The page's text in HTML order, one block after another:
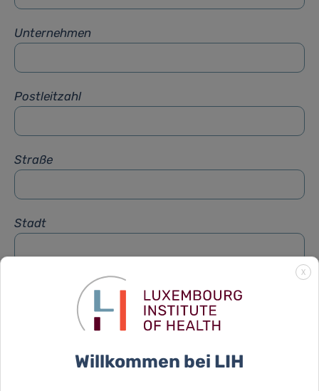
Unternehmen
Postleitzahl
Straße
Stadt
X
Willkommen bei LIH